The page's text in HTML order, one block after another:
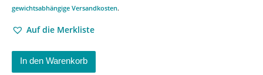
gewichtsabhängige Versandkosten.
Auf die Merkliste
In den Warenkorb